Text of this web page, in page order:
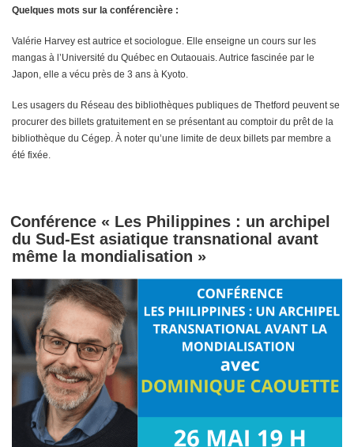
Quelques mots sur la conférencière :
Valérie Harvey est autrice et sociologue. Elle enseigne un cours sur les
mangas à l’Université du Québec en Outaouais. Autrice fascinée par le
Japon, elle a vécu près de 3 ans à Kyoto.
Les usagers du Réseau des bibliothèques publiques de Thetford peuvent se
procurer des billets gratuitement en se présentant au comptoir du prêt de la
bibliothèque du Cégep. À noter qu’une limite de deux billets par membre a
été fixée.
Conférence « Les Philippines : un archipel
du Sud-Est asiatique transnational avant
même la mondialisation »